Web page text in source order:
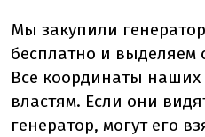
Мы закупили
бесплатно и выделяем
Все координаты
властям. Если они
генератор, могут его